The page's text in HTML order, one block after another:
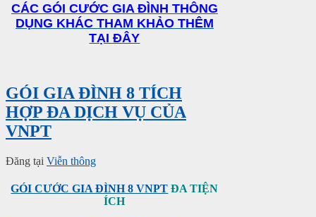
CÁC GÓI CƯỚC GIA ĐÌNH THÔNG
DỤNG KHÁC THAM KHẢO THÊM
TẠI ĐÂY
GÓI GIA ĐÌNH 8 TÍCH
HỢP ĐA DỊCH VỤ CỦA
VNPT
Đăng tại Viễn thông
GÓI CƯỚC GIA ĐÌNH 8 VNPT ĐA TIỆN
ÍCH